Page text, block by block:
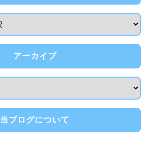
アーカイブ
当ブログについて